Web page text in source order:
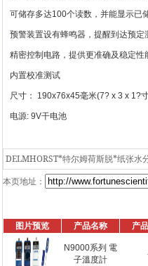
可储存多达100个读数，并能显示已
预警装置设有蜂鸣器，提醒到达预定
精密控制电路，提供更准确及稳定性
内置校准测试
尺寸： 190x76x45毫米(7? x 3 x 1?
电源: 9V干电池
DELMHORST*特尔姆荷斯脱*纸张水
本页地址：
图片预览 产品名称 产
N9000系列 電
子溫度計